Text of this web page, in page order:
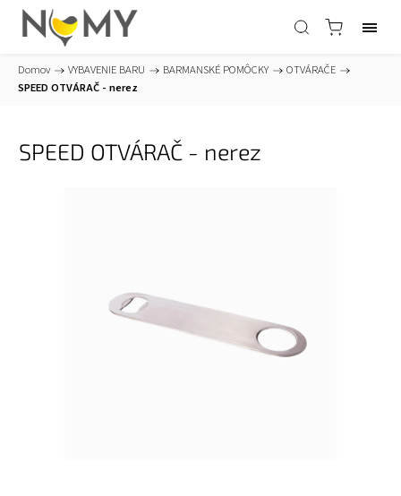
Domov / VYBAVENIE BARU / BARMANSKÉ POMÔCKY / OTVÁRAČE /
SPEED OTVÁRAČ - nerez
SPEED OTVÁRAČ - nerez